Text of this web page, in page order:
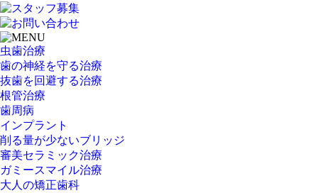
虫歯治療
歯の神経を守る治療
抜歯を回避する治療
根管治療
歯周病
インプラント
削る量が少ないブリッジ
審美セラミック治療
ガミースマイル治療
大人の矯正歯科